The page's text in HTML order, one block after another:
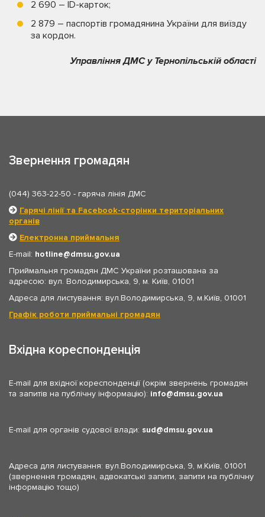
2 690 – ID-карток;
2 879 – паспортів громадянина України для виїзду
за кордон.
Управління ДМС у Тернопільській області
Звернення громадян
(044) 363-22-50 - гаряча лінія ДМС
Гарячі лінії та Facebook-сторінки територіальних
органів
Електронна приймальня
E-mail: hotline
dmsu.gov.ua
Приймальня громадян ДМС України розташована за
адресою: вул. Володимирська, 9, м. Київ, 01001
Адреса для листування: вул.Володимирська, 9, м.Київ, 01001
Графік роботи приймальні громадян
Вхідна кореспонденція
E-mail для вхідної кореспонденції (окрім звернень громадян
та запитів на публічну інформацію): info dmsu.gov.ua
E-mail для органів судової влади: sud dmsu.gov.ua
Адреса для листування: вул.Володимирська, 9, м.Київ, 01001
(звернення громадян, адвокатські запити, запити на публічну
інформацію тощо)